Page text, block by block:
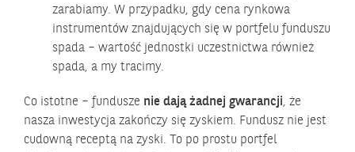
zarabiamy. W przypadku, gdy cena rynkowa
instrumentów znajdujących się w portfelu funduszu
spada – wartość jednostki uczestnictwa również
spada, a my tracimy.
Co istotne – fundusze nie dają żadnej gwarancji, że
nasza inwestycja zakończy się zyskiem. Fundusz nie jest
cudowną receptą na zyski. To po prostu portfel